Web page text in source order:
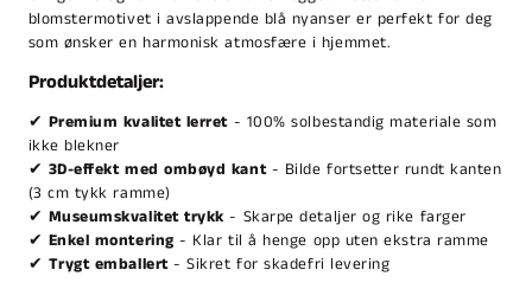
blomstermotivet i avslappende blå nyanser er perfekt for deg
som ønsker en harmonisk atmosfære i hjemmet.
Produktdetaljer:
✔ Premium kvalitet lerret - 100% solbestandig materiale som
ikke blekner
✔ 3D-effekt med ombøyd kant - Bilde fortsetter rundt kanten
(3 cm tykk ramme)
✔ Museumskvalitet trykk - Skarpe detaljer og rike farger
✔ Enkel montering - Klar til å henge opp uten ekstra ramme
✔ Trygt emballert - Sikret for skadefri levering